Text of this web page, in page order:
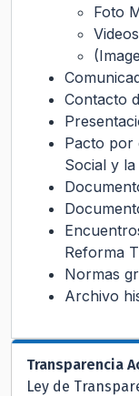
Foto
Videos
Contacto
Pacto por
Social y la
Reforma
Normas
Archivo
Transparencia
Ley de